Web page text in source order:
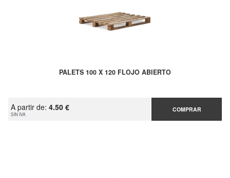
PALETS 100 X 120 FLOJO ABIERTO
A partir de: 4.50 €
SIN IVA
COMPRAR